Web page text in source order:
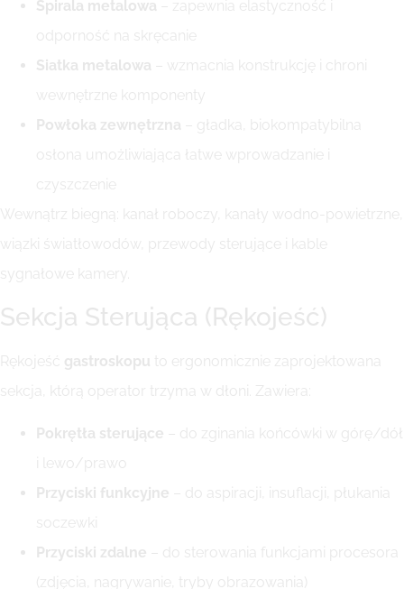
Spirala metalowa – zapewnia elastyczność i
odporność na skręcanie
Siatka metalowa – wzmacnia konstrukcję i chroni
wewnętrzne komponenty
Powłoka zewnętrzna – gładka, biokompatybilna
osłona umożliwiająca łatwe wprowadzanie i
czyszczenie
Wewnątrz biegną: kanał roboczy, kanały wodno-powietrzne,
wiązki światłowodów, przewody sterujące i kable
sygnałowe kamery.
Sekcja Sterująca (Rękojeść)
Rękojeść gastroskopu to ergonomicznie zaprojektowana
sekcja, którą operator trzyma w dłoni. Zawiera:
Pokrętła sterujące – do zginania końcówki w górę/dół
i lewo/prawo
Przyciski funkcyjne – do aspiracji, insuflacji, płukania
soczewki
Przyciski zdalne – do sterowania funkcjami procesora
(zdjęcia, nagrywanie, tryby obrazowania)